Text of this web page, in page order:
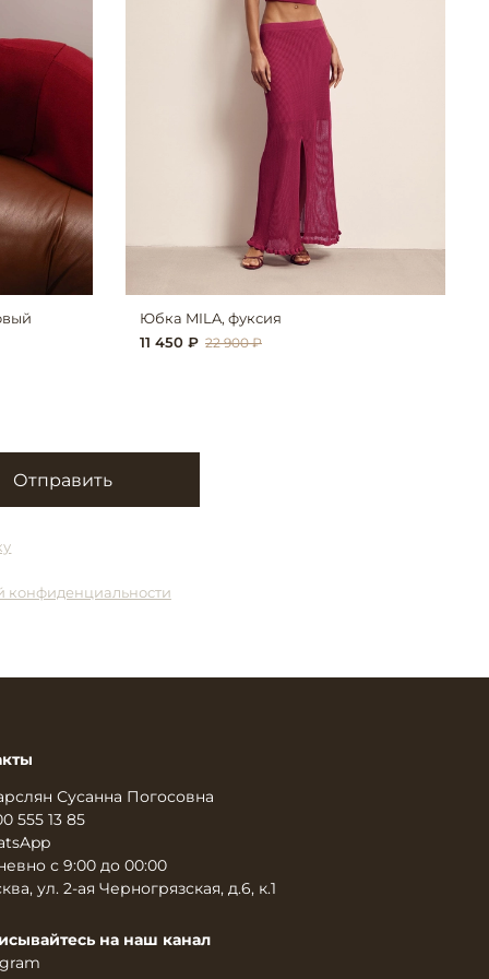
Юбка MILA, фуксия
11 450 ₽ 22 900 ₽
Отправить
конфиденциальности
Сусанна Погосовна
555 13 85
с 9:00 до 00:00
ул. 2-ая Черногрязская, д.6, к.1
на наш канал